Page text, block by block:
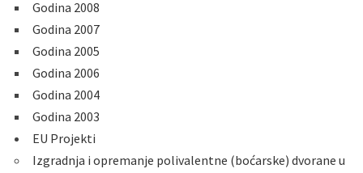
Godina 2008
Godina 2007
Godina 2005
Godina 2006
Godina 2004
Godina 2003
EU Projekti
Izgradnja i opremanje polivalentne (boćarske) dvorane u